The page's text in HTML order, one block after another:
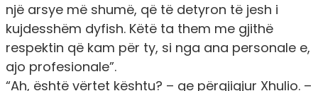
një arsye më shumë, që të detyron të jesh i
kujdesshëm dyfish. Këtë ta them me gjithë
respektin që kam për ty, si nga ana personale e,
ajo profesionale”.
“Ah, është vërtet kështu? – qe përgjigjur Xhulio. –